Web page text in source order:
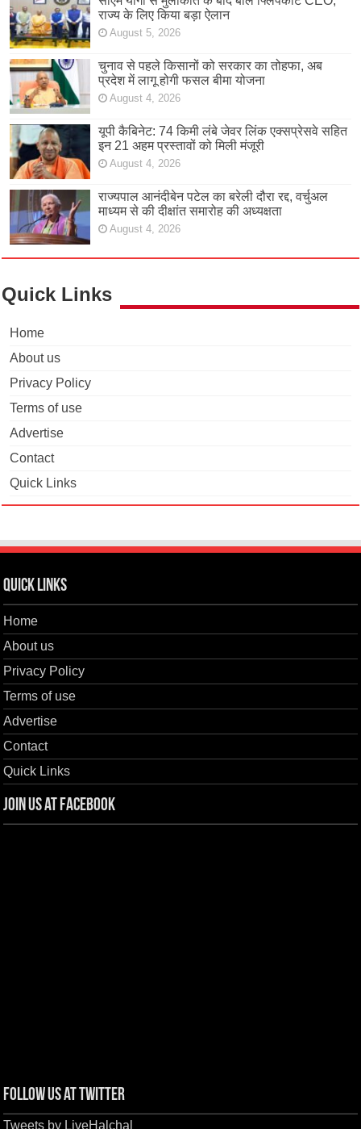
राज्य के लिए किया बड़ा ऐलान
August 5, 2026
चुनाव से पहले किसानों को सरकार का तोहफा, अब
प्रदेश में लागू होगी फसल बीमा योजना
August 4, 2026
यूपी कैबिनेट: 74 किमी लंबे जेवर लिंक एक्सप्रेसवे सहित
इन 21 अहम प्रस्तावों को मिली मंजूरी
August 4, 2026
राज्यपाल आनंदीबेन पटेल का बरेली दौरा रद्द, वर्चुअल
माध्यम से की दीक्षांत समारोह की अध्यक्षता
August 4, 2026
Quick Links
Home
About us
Privacy Policy
Terms of use
Advertise
Contact
Quick Links
Quick Links
Home
About us
Privacy Policy
Terms of use
Advertise
Contact
Quick Links
Join us at Facebook
Follow us at Twitter
Tweets by LiveHalchal